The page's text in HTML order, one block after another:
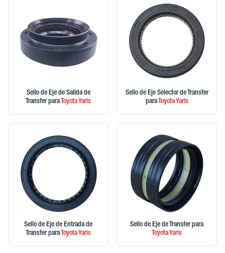
Sello de Eje de Salida de
Transfer para ToyotaYaris
Sello de Eje Selector de Transfer
para ToyotaYaris
Sello de Eje de Entrada de
Transfer para ToyotaYaris
Sello de Eje de Transfer para
ToyotaYaris